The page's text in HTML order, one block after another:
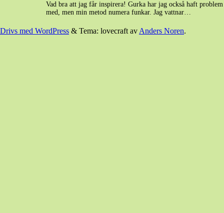
Vad bra att jag får inspirera! Gurka har jag också haft problem
med, men min metod numera funkar. Jag vattnar…
Drivs med WordPress & Tema: lovecraft av Anders Noren.